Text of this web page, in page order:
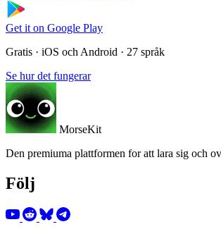
Get it on Google Play
Gratis · iOS och Android · 27 språk
Se hur det fungerar
MorseKit
Den premiuma plattformen for att lara sig och
Följ